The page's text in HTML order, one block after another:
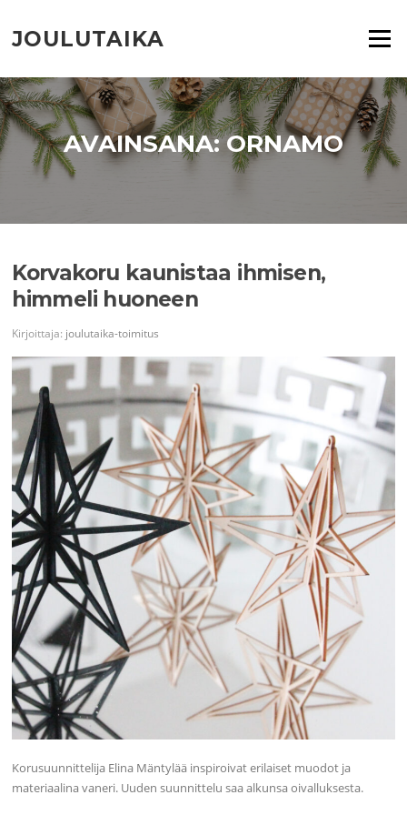
suoraan
sisältöön
JOULUTAIKA Valikko
AVAINSANA:ORNAMO
Korvakoru kaunistaa ihmisen,
himmeli huoneen
Kirjoittaja: joulutaika-toimitus
Korusuunnittelija Elina Mäntylää inspiroivat erilaiset muodot ja
materiaalina vaneri. Uuden suunnittelu saa alkunsa oivalluksesta.